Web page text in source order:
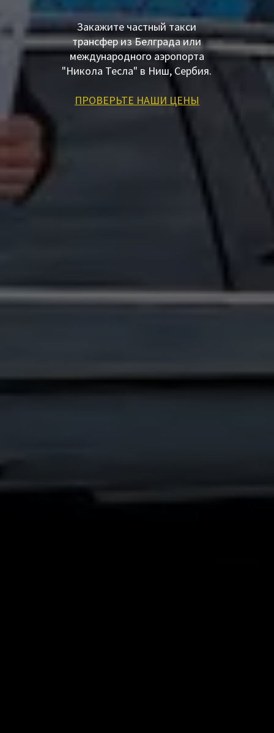
Закажите частный такси
трансфер из Белграда или
международного аэропорта
"Никола Тесла" в Ниш, Сербия.
ПРОВЕРЬТЕ НАШИ ЦЕНЫ